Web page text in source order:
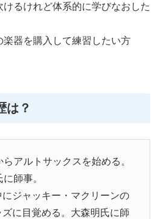
けるけれど体系的に学びなおした
楽器を購入して練習したい方
は？
アルトサックスを始める。
師事。
ジャッキー・マクリーンの
に目覚める。大森明氏に師